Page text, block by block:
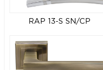
RAP 13-S SN/CP